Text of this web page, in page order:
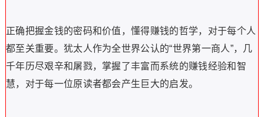
正确把握金钱的密码和价值，懂得赚钱的哲学，对于每个人
都至关重要。 犹太人作为全世界公认的“世界第一商人”，几
千年历尽艰辛和屠戮，掌握了丰富而系统的赚钱经验和智
慧，对于每一位原读者都会产生巨大的启发。